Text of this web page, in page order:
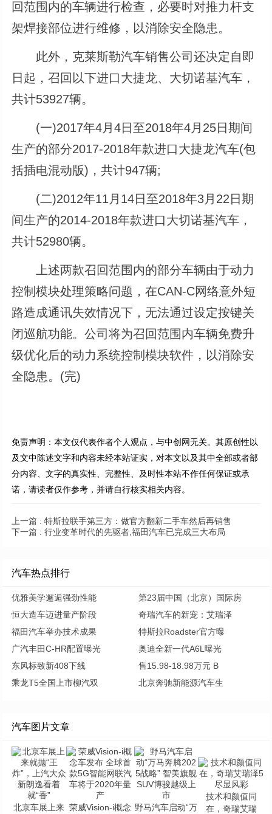
回范围内的车辆进行检查，必要时对推力杆支
架焊接部位进行维修，以消除安全隐患。
此外，克莱斯勒汽车销售公司还决定自即
日起，召回以下进口大捷龙、大切诺基汽车，
共计53927辆。
(一)2017年4月4日至2018年4月25日期间
生产的部分2017-2018年款进口大捷龙汽车(包
括插电混动版)，共计947辆;
(二)2012年11月14日至2018年3月22日期
间生产的2014-2018年款进口大切诺基汽车，
共计52980辆。
上述两款召回范围内的部分车辆由于动力
控制模块处理策略问题，在CAN-C网络意外短
路造成通讯失效情况下，无法通过设定按键关
闭巡航功能。公司将为召回范围内车辆免费升
级优化后的动力系统控制模块软件，以消除安
全隐患。(完)
免责声明：本文仅代表作者个人观点，与中创网无关。其原创性以
及文中陈述文字和内容未经本站证实，对本文以及其中全部或者部
分内容、文字的真实性、完整性、及时性本站不作任何保证或承
诺，请读者仅作参考，并请自行核实相关内容。
上一篇 : 特斯拉联手第三方：做官方翻新二手车然后再销售
下一篇 : 行业变革时代的先驱者,福田汽车已完成三大布局
汽车热点排行
优雅美学邂逅强劲性能
第23届中国（北京）国际房
恒大造车迈进量产阶段
奇瑞汽车的新宠：艾瑞泽
福田汽车举办技术成果
特斯拉Roadster官方曝
广汽丰田C-HR配置曝光
奥迪全新一代A6L曝光
东风标致新408下线
售15.98-18.98万元 B
乘龙T5全国上市柳汽双
北京奔驰新能源汽车生
汽车图片文章
北京车展上来 荣威Vision-i概念 野马汽车启动“万
技术和颜值同
在，奇瑞艾瑞